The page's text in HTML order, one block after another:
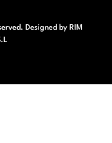
Designed by RIM